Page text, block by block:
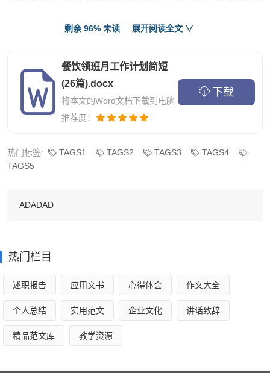
过比较分析，我们初步设想对总台试行销售奖励机制。以月
度经营指标中计划出租率为基数，结合平均房价，按所增加
的营业收入的百分比计算总台接待组的奖励金额，增加总台
四、做好常客信息收集及服务回访工作。
建立回访制度，对常客、长住客在房价上可适当给予更大折
①、各部门工作进步显著：
【销售部】
销售部总体业绩从xx年的1646万到xx年的xx万，平均每
剩余 96% 未读 展开阅读全文 ∨
餐饮领班月工作计划简短
(26篇).docx
将本文的Word文档下载到电脑
推荐度：
下载
热门标签: TAGS1 TAGS2 TAGS3
TAGS4
TAGS5
ADADAD
热门栏目
述职报告 应用文书 心得体会 作文大全
个人总结 实用范文 企业文化 讲话致辞
精品范文库 教学资源